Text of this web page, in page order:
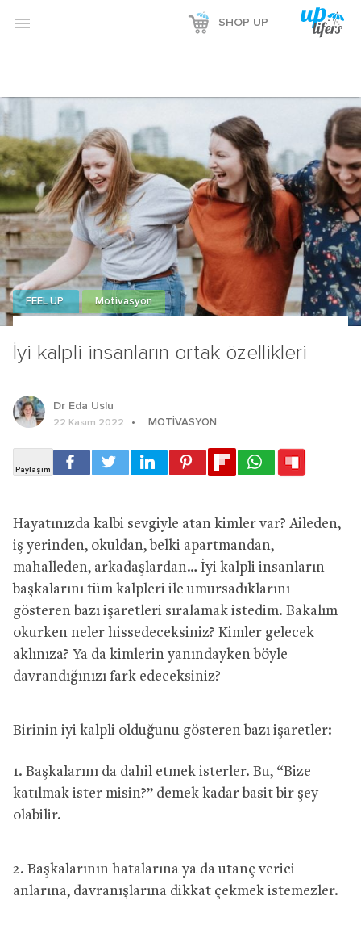
 SHOP UP
İyi kalpli insanların ortak özellikleri
FEEL UP Motivasyon
Dr Eda Uslu
22 Kasım 2022 MOTIVASYON
Hayatınızda kalbi sevgiyle atan kimler var? Aileden,
iş yerinden, okuldan, belki apartmandan,
mahalleden, arkadaşlardan… İyi kalpli insanların
başkalarını tüm kalpleri ile umursadıklarını
gösteren bazı işaretleri sıralamak istedim. Bakalım
okurken neler hissedeceksiniz? Kimler gelecek
aklınıza? Ya da kimlerin yanındayken böyle
davrandığınızı fark edeceksiniz?
Birinin iyi kalpli olduğunu gösteren bazı işaretler:
1. Başkalarını da dahil etmek isterler. Bu, “Bize
katılmak ister misin?” demek kadar basit bir şey
olabilir.
2. Başkalarının hatalarına ya da utanç verici
anlarına, davranışlarına dikkat çekmek istemezler.